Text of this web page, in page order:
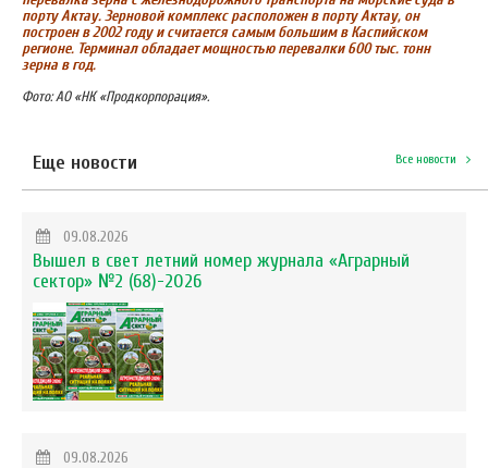
порту Актау. Зерновой комплекс расположен в порту Актау, он
построен в 2002 году и считается самым большим в Каспийском
регионе. Терминал обладает мощностью перевалки 600 тыс. тонн
зерна в год.
Фото: АО «НК «Продкорпорация».
Еще новости Все новости
09.08.2026
Вышел в свет летний номер журнала «Аграрный
сектор» №2 (68)-2026
09.08.2026